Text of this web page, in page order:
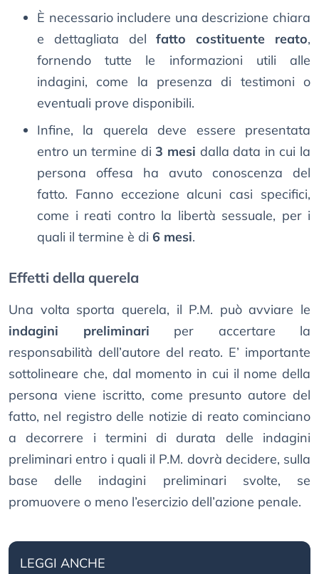
È necessario includere una descrizione chiara
e dettagliata delfatto costituente reato,
fornendo tutte le informazioni utili alle
indagini, come la presenza di testimoni o
eventuali prove disponibili.
Infine, la querela deve essere presentata
entro un termine di3 mesi dalla data in cui la
persona offesa ha avuto conoscenza del
fatto. Fanno eccezione alcuni casi specifici,
come i reati contro la libertà sessuale, per i
quali il termine è di 6 mesi.
Effetti della querela
Una volta sporta querela, il P.M. può avviare le
indagini preliminari per accertare la
responsabilità dell’autore del reato. E’ importante
sottolineare che, dal momento in cui il nome della
persona viene iscritto, come presunto autore del
fatto, nel registro delle notizie di reato cominciano
a decorrere i termini di durata delle indagini
preliminari entro i quali il P.M. dovrà decidere, sulla
base delle indagini preliminari svolte, se
promuovere o meno l’esercizio dell’azione penale.
LEGGI ANCHE